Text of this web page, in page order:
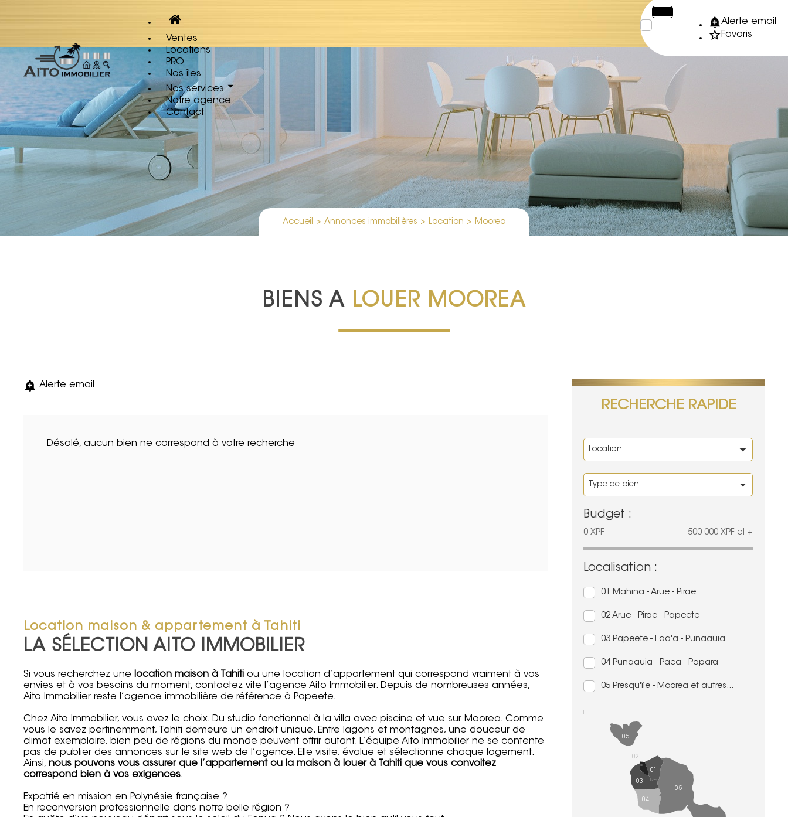
Alerte email
Favoris
Ventes
Locations
PRO
Nos îles
Nos services
Notre agence
Contact
Accueil > Annonces immobilières > Location > Moorea
BIENS A LOUER MOOREA
Alerte email
Désolé, aucun bien ne correspond à votre recherche
Location maison & appartement à Tahiti
LA SÉLECTION AITO IMMOBILIER
Si vous recherchez une location maison à Tahiti ou une location d’appartement qui correspond vraiment à vos
envies et à vos besoins du moment, contactez vite l’agence Aito Immobilier. Depuis de nombreuses années,
Aito Immobilier reste l’agence immobilière de référence à Papeete.
Chez Aito Immobilier, vous avez le choix. Du studio fonctionnel à la villa avec piscine et vue sur Moorea. Comme
vous le savez pertinemment, Tahiti demeure un endroit unique. Entre lagons et montagnes, une douceur de
climat exemplaire, bien peu de régions du monde peuvent offrir autant. L’équipe Aito Immobilier ne se contente
pas de publier des annonces sur le site web de l’agence. Elle visite, évalue et sélectionne chaque logement.
Ainsi, nous pouvons vous assurer que l’appartement ou la maison à louer à Tahiti que vous convoitez
correspond bien à vos exigences.
Expatrié en mission en Polynésie française ?
En reconversion professionnelle dans notre belle région ?
RECHERCHE RAPIDE
Budget :
0 XPF 500 000 XPF et +
Localisation :
01 Mahina - Arue - Pirae
02 Arue - Pirae - Papeete
03 Papeete - Faa'a - Punaauia
04 Punaauia - Paea - Papara
05 Presqu'île - Moorea et autres...
01
02
03
04
05
05